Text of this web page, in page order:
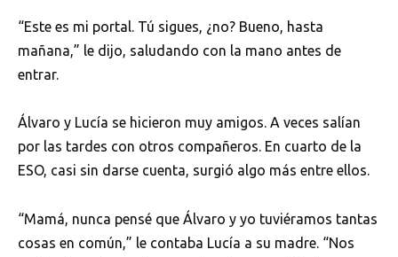
“Este es mi portal. Tú sigues, ¿no? Bueno, hasta
mañana,” le dijo, saludando con la mano antes de
entrar.
Álvaro y Lucía se hicieron muy amigos. A veces salían
por las tardes con otros compañeros. En cuarto de la
ESO, casi sin darse cuenta, surgió algo más entre ellos.
“Mamá, nunca pensé que Álvaro y yo tuviéramos tantas
cosas en común,” le contaba Lucía a su madre. “Nos